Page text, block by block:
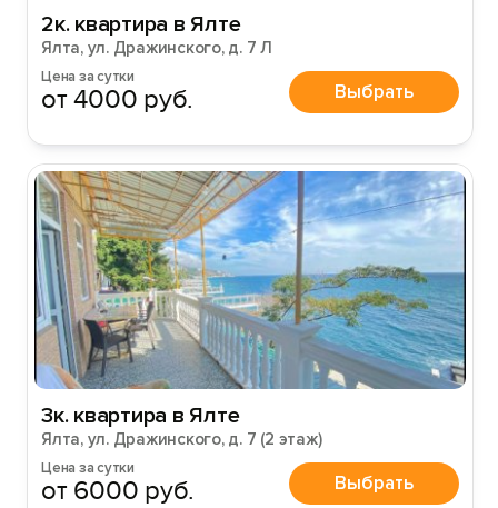
2к. квартира в Ялте
Ялта, ул. Дражинского, д. 7 Л
Цена за сутки
от 4000 руб. Выбрать
3к. квартира в Ялте
Ялта, ул. Дражинского, д. 7 (2 этаж)
Цена за сутки
от 6000 руб. Выбрать